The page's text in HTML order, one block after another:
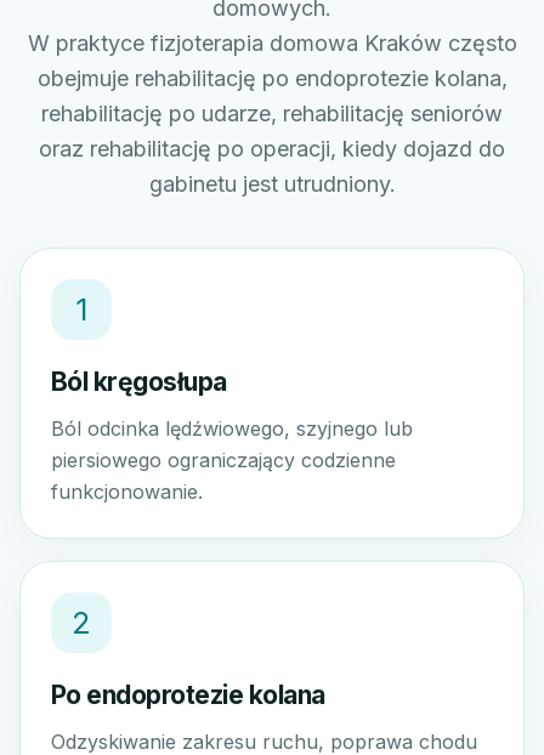
domowych.
W praktyce fizjoterapia domowa Kraków często
obejmuje rehabilitację po endoprotezie kolana,
rehabilitację po udarze, rehabilitację seniorów
oraz rehabilitację po operacji, kiedy dojazd do
gabinetu jest utrudniony.
1
Ból kręgosłupa
Ból odcinka lędźwiowego, szyjnego lub
piersiowego ograniczający codzienne
funkcjonowanie.
2
Po endoprotezie kolana
Odzyskiwanie zakresu ruchu, poprawa chodu